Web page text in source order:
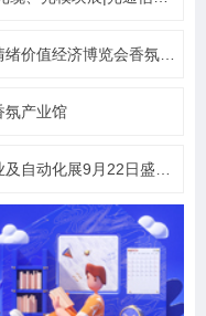
值经济博览会香氛产业馆
氛产业馆
动化展9月22日盛大开幕